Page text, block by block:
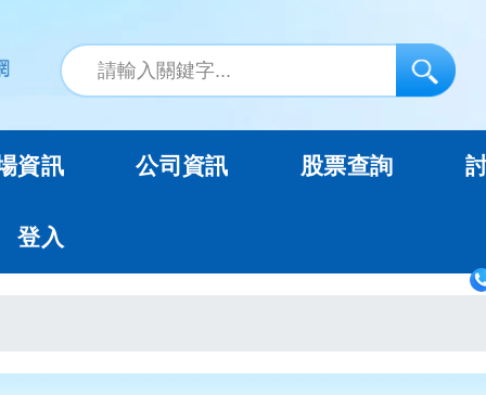
資訊 公司資訊 股票查詢
登入